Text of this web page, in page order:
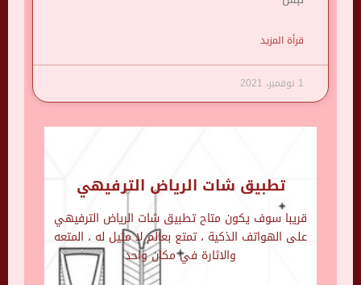
قرأة المزيد
1 نوفمبر، 2021
تطبيق شات الرياض الترفيهي
قريبا سوف يكون متاح تطبيق شات الرياض الترفيهي
على الهواتف الذكية ، تمتع بعالم لا مثيل له ، المتعه
والاثارة في مكان واحد